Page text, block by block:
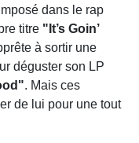
dans le rap
titre "It’s Goin’
à sortir une
déguster son LP
. Mais ces
de lui pour une tout